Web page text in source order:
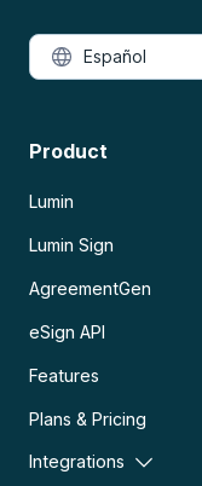
Product
Lumin
Lumin Sign
AgreementGen
eSign API
Features
Plans & Pricing
Integrations
Español